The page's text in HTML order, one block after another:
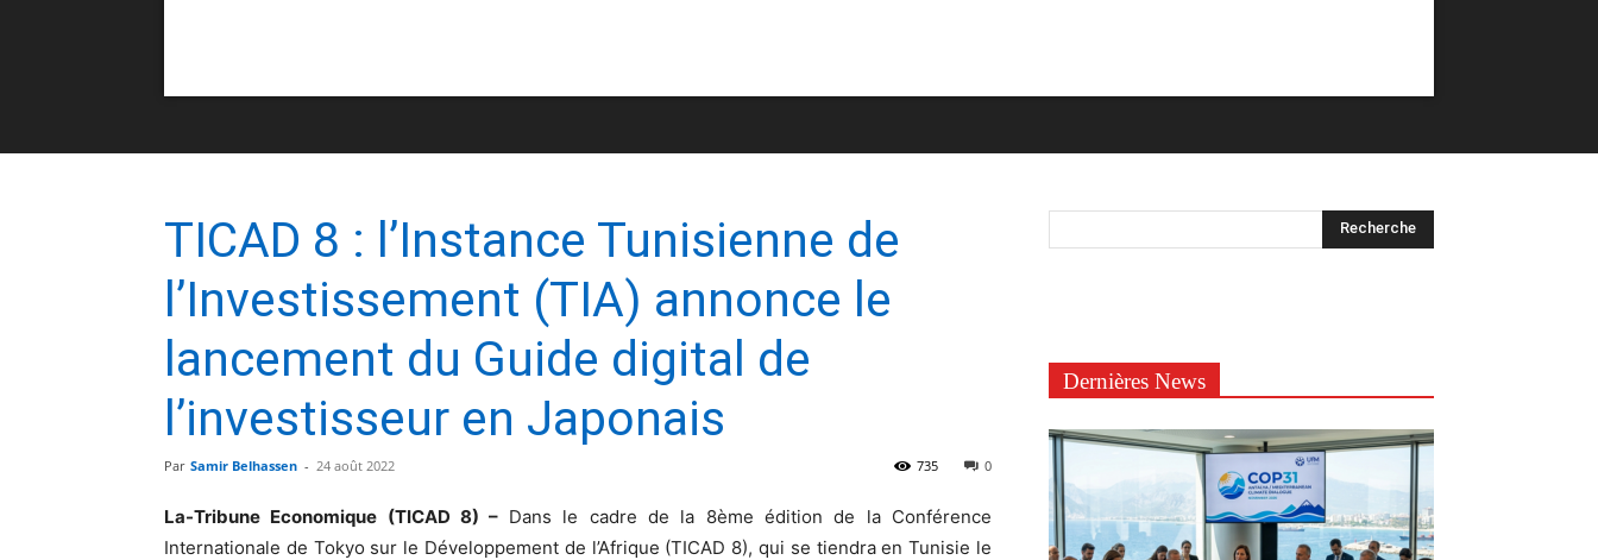
TICAD 8 : l’Instance Tunisienne de
l’Investissement (TIA) annonce le
lancement du Guide digital de
l’investisseur en Japonais
Par Samir Belhassen - 24 août 2022 0
735
La-Tribune Economique (TICAD 8) – Dans le cadre de la 8ème édition de la Conférence
Internationale de Tokyo sur le Développement de l’Afrique (TICAD 8), qui se tiendra en Tunisie le
Dernières News